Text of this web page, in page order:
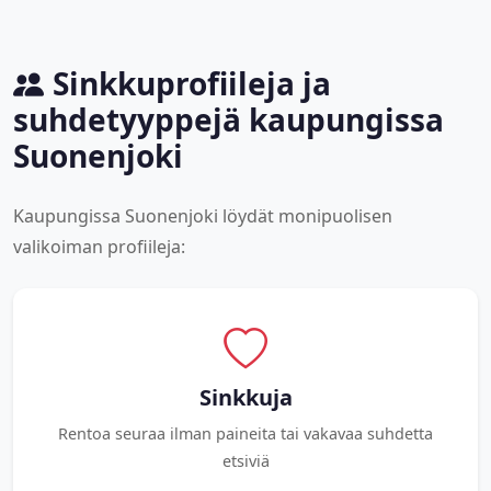
Sinkkuprofiileja ja
suhdetyyppejä kaupungissa
Suonenjoki
Kaupungissa Suonenjoki löydät monipuolisen
valikoiman profiileja:
Sinkkuja
Rentoa seuraa ilman paineita tai vakavaa suhdetta
etsiviä